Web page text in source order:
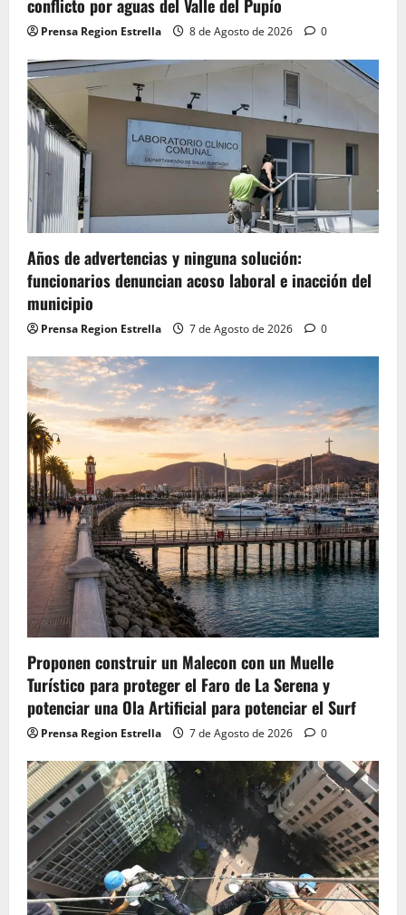
conflicto por aguas del Valle del Pupío
Prensa Region Estrella 8 de Agosto de 2026 0
Años de advertencias y ninguna solución:
funcionarios denuncian acoso laboral e inacción del
municipio
Prensa Region Estrella 7 de Agosto de 2026 0
Proponen construir un Malecon con un Muelle
Turístico para proteger el Faro de La Serena y
potenciar una Ola Artificial para potenciar el Surf
Prensa Region Estrella 7 de Agosto de 2026 0